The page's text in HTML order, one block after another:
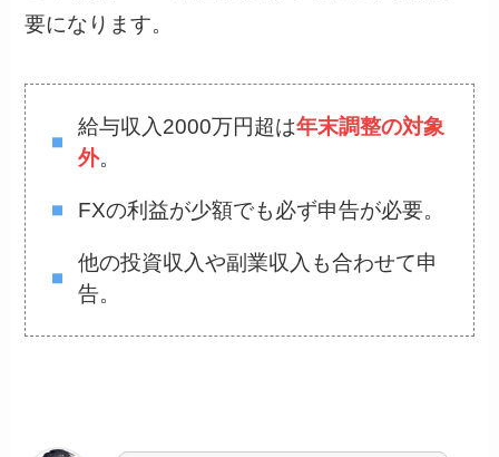
要になります。
給与収入2000万円超は年末調整の対象
外。
FXの利益が少額でも必ず申告が必要。
他の投資収入や副業収入も合わせて申
告。